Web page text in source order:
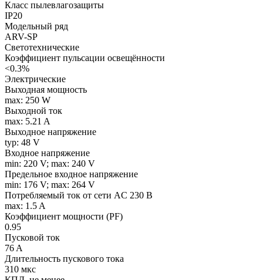
Класс пылевлагозащиты
IP20
Модельный ряд
ARV-SP
Светотехнические
Коэффициент пульсации освещённости
<0.3%
Электрические
Выходная мощность
max: 250 W
Выходной ток
max: 5.21 A
Выходное напряжение
typ: 48 V
Входное напряжение
min: 220 V; max: 240 V
Предельное входное напряжение
min: 176 V; max: 264 V
Потребляемый ток от сети AC 230 В
max: 1.5 A
Коэффициент мощности (PF)
0.95
Пусковой ток
76 A
Длительность пускового тока
310 мкс